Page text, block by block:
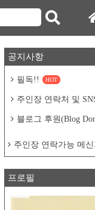
공지사항
필독!! HOT
주인장 연락처 및
블로그 후원(Blog
주인장 연락가능 메
프로필